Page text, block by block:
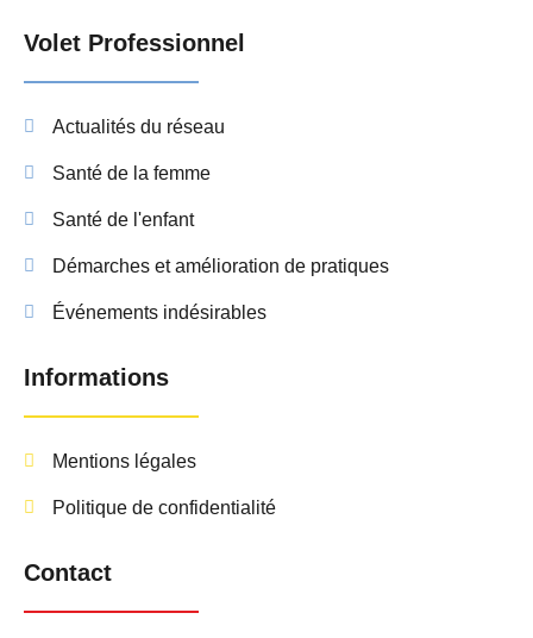
Volet Professionnel
Actualités du réseau
Santé de la femme
Santé de l'enfant
Démarches et amélioration de pratiques
Événements indésirables
Informations
Mentions légales
Politique de confidentialité
Contact